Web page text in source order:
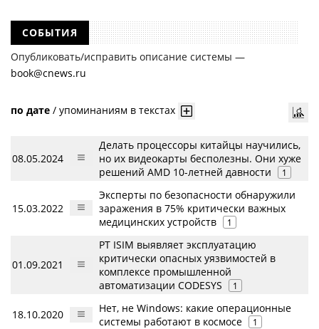
СОБЫТИЯ
Опубликовать/исправить описание системы —
book@cnews.ru
по дате / упоминаниям в текстах
08.05.2024
Делать процессоры китайцы научились,
но их видеокарты бесполезны. Они хуже
решений AMD 10-летней давности
1
15.03.2022
Эксперты по безопасности обнаружили
заражения в 75% критически важных
медицинских устройств
1
01.09.2021
PT ISIM выявляет эксплуатацию
критически опасных уязвимостей в
комплексе промышленной
автоматизации CODESYS
1
18.10.2020
Нет, не Windows: какие операционные
системы работают в космосе
1